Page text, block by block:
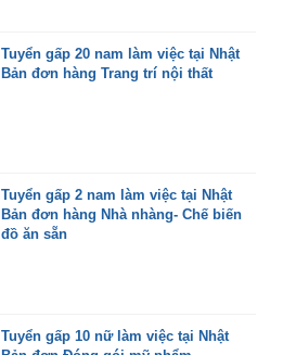
Tuyển gấp 20 nam làm việc tại Nhật
Bản đơn hàng Trang trí nội thất
Tuyển gấp 2 nam làm việc tại Nhật
Bản đơn hàng Nhà nhàng- Chế biến
đồ ăn sẵn
Tuyển gấp 10 nữ làm việc tại Nhật